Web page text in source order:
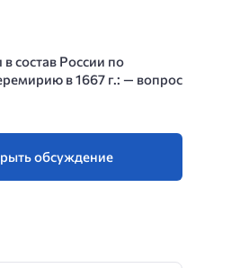
состав России по
в 1667 г.: — вопрос
обсуждение